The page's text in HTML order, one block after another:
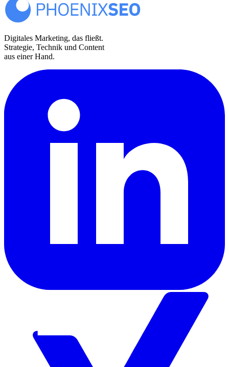
Digitales Marketing, das fließt.
Strategie, Technik und Content
aus einer Hand.